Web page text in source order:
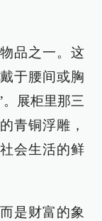
品之一。这
于腰间或胸
展柜里那三
青铜浮雕，
会生活的鲜
是财富的象